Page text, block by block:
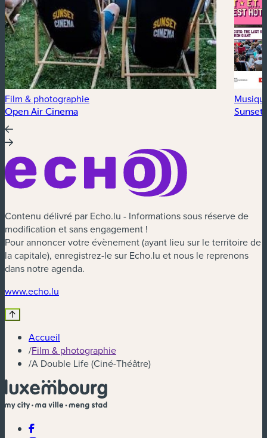
Film & photographie
Open Air Cinema Sunset
Contenu délivré par Echo.lu - Informations sous réserve de
modification et sans engagement !
Pour annoncer votre évènement (ayant lieu sur le territoire de
la capitale), enregistrez-le sur Echo.lu et nous le reprenons
dans notre agenda.
www.echo.lu
Accueil
/Film & photographie
/A Double Life (Ciné-Théâtre)